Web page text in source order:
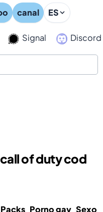
canal ES
Signal Discord
of duty cod
Packs Porno gay Sexo